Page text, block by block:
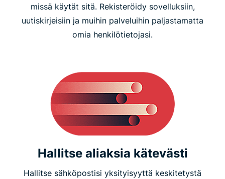
missä käytät sitä. Rekisteröidy sovelluksiin,
uutiskirjeisiin ja muihin palveluihin paljastamatta
omia henkilötietojasi.
Hallitse aliaksia kätevästi
Hallitse sähköpostisi yksityisyyttä keskitetystä